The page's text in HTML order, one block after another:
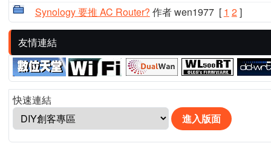
Synology 要推 AC Router? 作者 wen1977[ 1 2]
友情連結
快速連結